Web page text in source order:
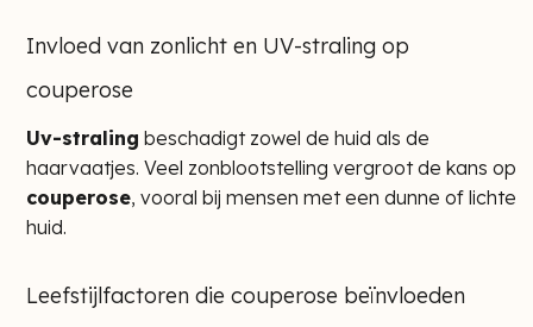
Invloed van zonlicht en UV-straling op
couperose
Uv-straling beschadigt zowel de huid als de
haarvaatjes. Veel zonblootstelling vergroot de kans op
couperose, vooral bij mensen met een dunne of lichte
huid.
Leefstijlfactoren die couperose beïnvloeden